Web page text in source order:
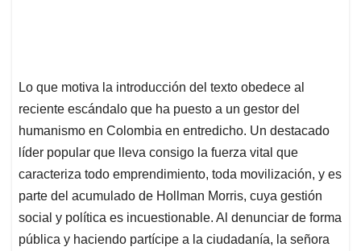
Lo que motiva la introducción del texto obedece al
reciente escándalo que ha puesto a un gestor del
humanismo en Colombia en entredicho. Un destacado
líder popular que lleva consigo la fuerza vital que
caracteriza todo emprendimiento, toda movilización, y es
parte del acumulado de Hollman Morris, cuya gestión
social y política es incuestionable. Al denunciar de forma
pública y haciendo partícipe a la ciudadanía, la señora